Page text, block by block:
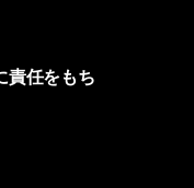
責任をもち